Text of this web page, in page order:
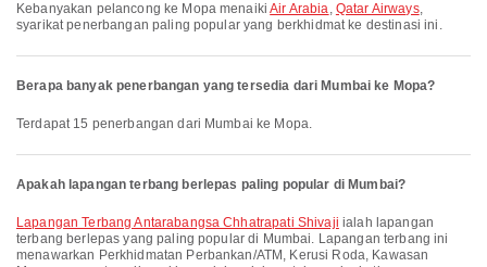
Kebanyakan pelancong ke Mopa menaikiAir Arabia, Qatar Airways,
syarikat penerbangan paling popular yang berkhidmat ke destinasi ini.
Berapa banyak penerbangan yang tersedia dari Mumbai ke Mopa?
Terdapat 15 penerbangan dari Mumbai ke Mopa.
Apakah lapangan terbang berlepas paling popular di Mumbai?
Lapangan Terbang Antarabangsa Chhatrapati Shivaji ialah lapangan
terbang berlepas yang paling popular di Mumbai. Lapangan terbang ini
menawarkan Perkhidmatan Perbankan/ATM, Kerusi Roda, Kawasan